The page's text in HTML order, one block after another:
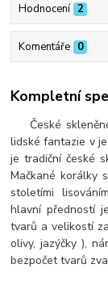
Hodnocení 2
Komentáře 0
Kompletní
České
lidské fantazie v
je tradiční české
Mačkané korálky
stoletími
hlavní předností
tvarů a velikostí
olivy, jazýčky ),
bezpočet tvarů